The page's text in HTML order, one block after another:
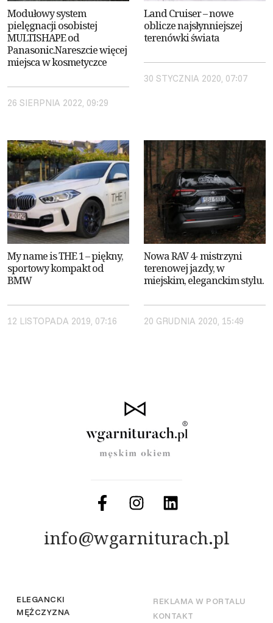
Modułowy system
pielęgnacji osobistej
MULTISHAPE od
Panasonic.Nareszcie więcej
miejsca w kosmetyczce
26 SIERPNIA 2022, 09:29
Land Cruiser – nowe
oblicze najsłynniejszej
terenówki świata
30 STYCZNIA 2020, 07:07
My name is THE 1 – piękny,
sportowy kompakt od
BMW
12 LISTOPADA 2019, 07:16
Nowa RAV 4- mistrzyni
terenowej jazdy, w
miejskim, eleganckim stylu.
20 GRUDNIA 2020, 15:49
info@wgarniturach.pl
ELEGANCKI
MĘŻCZYZNA
REKLAMA W PORTALU
KONTAKT